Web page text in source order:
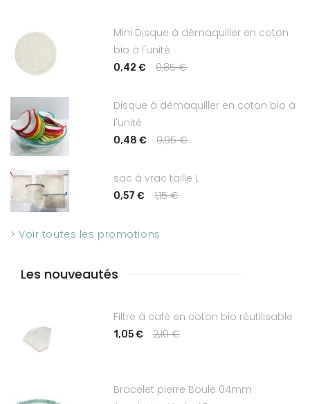
Mini Disque à démaquiller en coton
bio à l'unité
0,42 € 0,85 €
Disque à démaquiller en coton bio à
l'unité
0,48 € 0,95 €
sac à vrac taille L
0,57 € 1,15 €
> Voir toutes les promotions
Les nouveautés
Filtre à café en coton bio réutilisable
1,05 € 2,10 €
Bracelet pierre Boule 04mm